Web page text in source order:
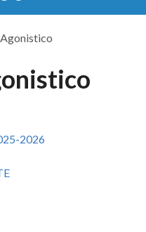
2026